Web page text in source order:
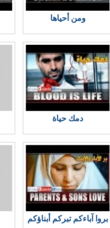
ومن أحياها
دمك حياة
بروا آباءكم تبركم أبناؤكم